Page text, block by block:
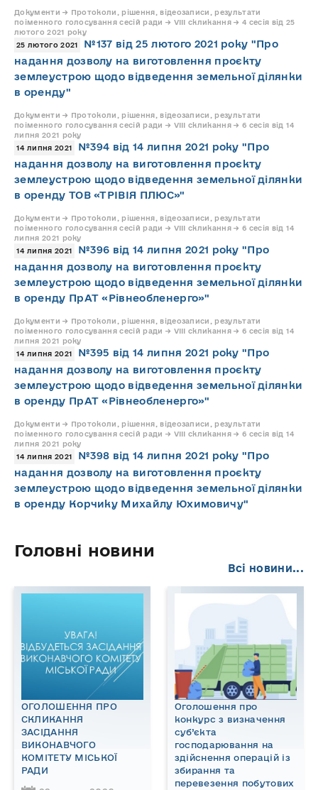
Документи → Протоколи, рішення, відеозаписи, результати
поіменного голосування сесій ради → VIII скликання → 4 сесія від 25
лютого 2021 року
25 лютого 2021
№137 від 25 лютого 2021 року "Про
надання дозволу на виготовлення проєкту
землеустрою щодо відведення земельної ділянки
в оренду"
Документи → Протоколи, рішення, відеозаписи, результати
поіменного голосування сесій ради → VIII скликання → 6 сесія від 14
липня 2021 року
14 липня 2021
№394 від 14 липня 2021 року "Про
надання дозволу на виготовлення проєкту
землеустрою щодо відведення земельної ділянки
в оренду ТОВ «ТРІВІЯ ПЛЮС»"
Документи → Протоколи, рішення, відеозаписи, результати
поіменного голосування сесій ради → VIII скликання → 6 сесія від 14
липня 2021 року
14 липня 2021
№396 від 14 липня 2021 року "Про
надання дозволу на виготовлення проєкту
землеустрою щодо відведення земельної ділянки
в оренду ПрАТ «Рівнеобленерго»"
Документи → Протоколи, рішення, відеозаписи, результати
поіменного голосування сесій ради → VIII скликання → 6 сесія від 14
липня 2021 року
14 липня 2021
№395 від 14 липня 2021 року "Про
надання дозволу на виготовлення проєкту
землеустрою щодо відведення земельної ділянки
в оренду ПрАТ «Рівнеобленерго»"
Документи → Протоколи, рішення, відеозаписи, результати
поіменного голосування сесій ради → VIII скликання → 6 сесія від 14
липня 2021 року
14 липня 2021
№398 від 14 липня 2021 року "Про
надання дозволу на виготовлення проєкту
землеустрою щодо відведення земельної ділянки
в оренду Корчику Михайлу Юхимовичу"
Головні новини
Всі новини...
ОГОЛОШЕННЯ ПРО
СКЛИКАННЯ
ЗАСІДАННЯ
ВИКОНАВЧОГО
КОМІТЕТУ МІСЬКОЇ
РАДИ
Оголошення про
конкурс з визначення
суб’єкта
господарювання на
здійснення операцій із
збирання та
перевезення побутових